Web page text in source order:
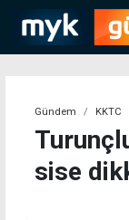
Gündem KKTC
sise